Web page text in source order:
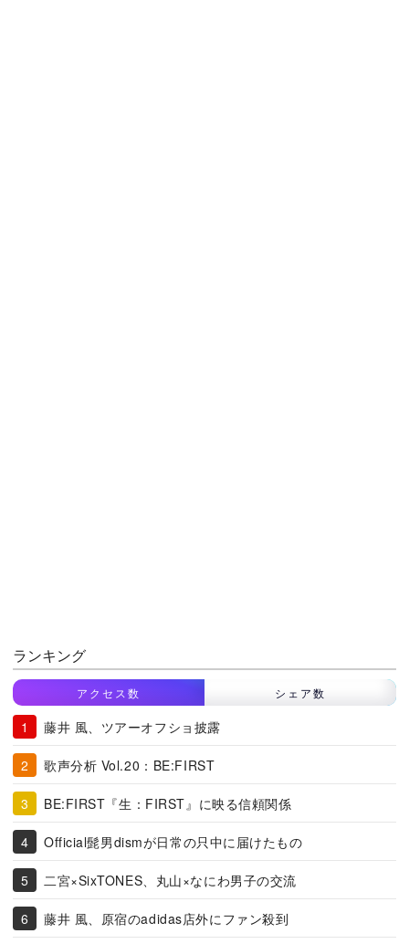
ランキング
アクセス数 シェア数
藤井 風、ツアーオフショ披露
歌声分析 Vol.20：BE:FIRST
BE:FIRST『生：FIRST』に映る信頼関係
Official髭男dismが日常の只中に届けたもの
二宮×SixTONES、丸山×なにわ男子の交流
藤井 風、原宿のadidas店外にファン殺到